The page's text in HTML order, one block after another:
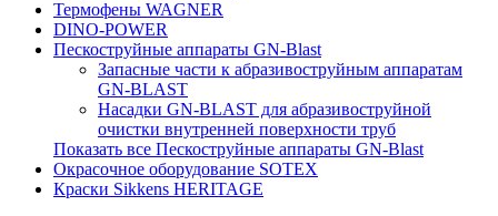
Термофены WAGNER
DINO-POWER
Пескоструйные аппараты GN-Blast
Запасные части к абразивоструйным аппаратам
GN-BLAST
Насадки GN-BLAST для абразивоструйной
очистки внутренней поверхности труб
Показать все Пескоструйные аппараты GN-Blast
Окрасочное оборудование SOTEX
Краски Sikkens HERITAGE